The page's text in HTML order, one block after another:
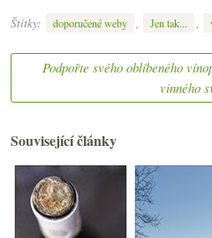
Štítky:
doporučené weby , Jen tak... ,
Podpořte svého oblíbeného
vinného
Související články